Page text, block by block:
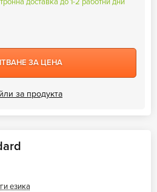
ЗА ЦЕНА
за продукта
езика